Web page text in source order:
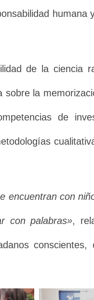
humana
de la ciencia
la
de
encuentran con
con palabras»,
conscientes,